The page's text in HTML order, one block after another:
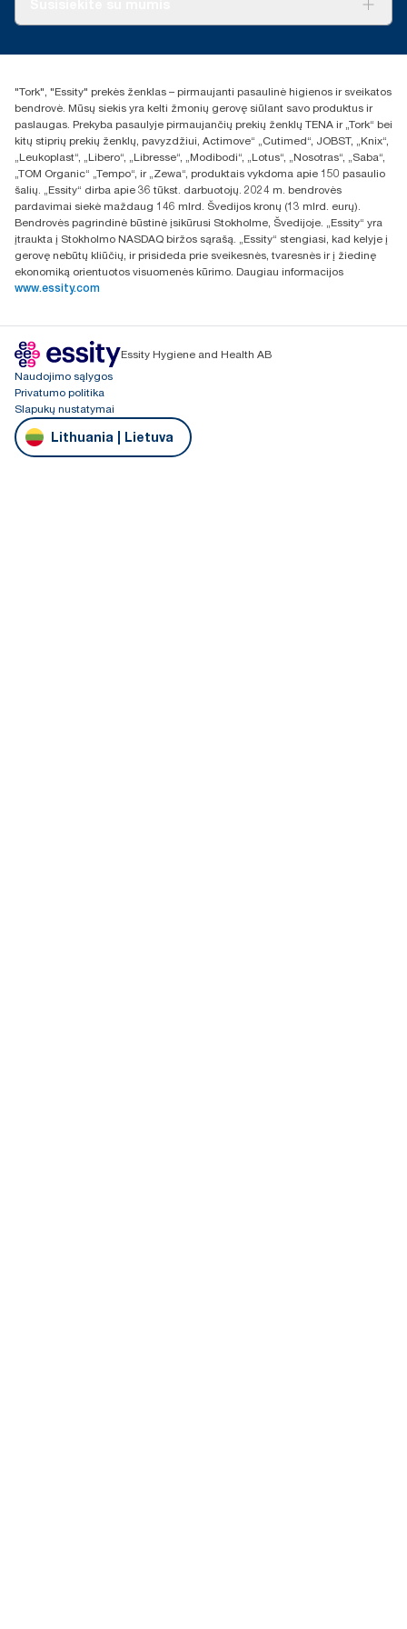
+370 5 268 3455
UAB Essity Lithuania
Naugarduko g. 98
LT-03160 Vilnius, Lietuva
"Tork", "Essity" prekės ženklas – pirmaujanti pasaulinė higienos ir sveikatos
bendrovė. Mūsų siekis yra kelti žmonių gerovę siūlant savo produktus ir
paslaugas. Prekyba pasaulyje pirmaujančių prekių ženklų TENA ir „Tork“ bei
kitų stiprių prekių ženklų, pavyzdžiui, Actimove“ „Cutimed“, JOBST, „Knix“,
„Leukoplast“, „Libero“, „Libresse“, „Modibodi“, „Lotus“, „Nosotras“, „Saba“,
„TOM Organic“ „Tempo“, ir „Zewa“, produktais vykdoma apie 150 pasaulio
šalių. „Essity“ dirba apie 36 tūkst. darbuotojų. 2024 m. bendrovės
pardavimai siekė maždaug 146 mlrd. Švedijos kronų (13 mlrd. eurų).
Bendrovės pagrindinė būstinė įsikūrusi Stokholme, Švedijoje. „Essity“ yra
įtraukta į Stokholmo NASDAQ biržos sąrašą. „Essity“ stengiasi, kad kelyje į
gerovę nebūtų kliūčių, ir prisideda prie sveikesnės, tvaresnės ir į žiedinę
ekonomiką orientuotos visuomenės kūrimo. Daugiau informacijos
www.essity.com
Essity Hygiene and Health AB
Naudojimo sąlygos
Privatumo politika
Slapukų nustatymai
Lithuania | Lietuva